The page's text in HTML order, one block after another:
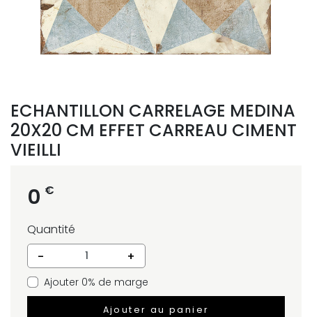
ECHANTILLON CARRELAGE MEDINA
20X20 CM EFFET CARREAU CIMENT
VIEILLI
0 €
Quantité
-
+
Ajouter 0% de marge
Ajouter au panier